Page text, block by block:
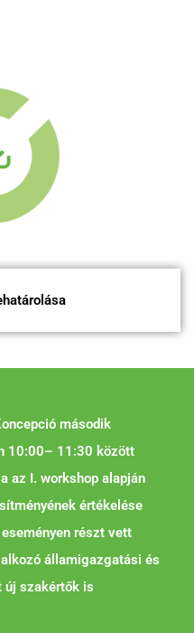
második
10:00– 11:30 között
az I. workshop alapján
értékelése
részt vett
államigazgatási és
új szakértők is